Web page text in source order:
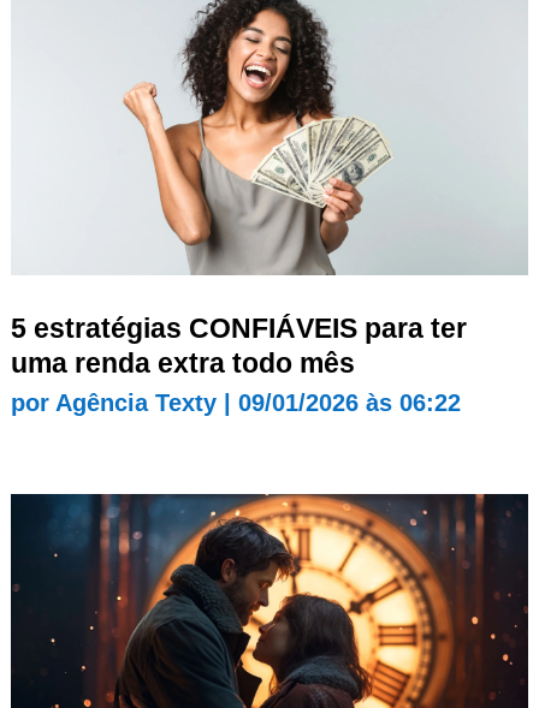
5 estratégias CONFIÁVEIS para ter
uma renda extra todo mês
por Agência Texty| 09/01/2026 às 06:22